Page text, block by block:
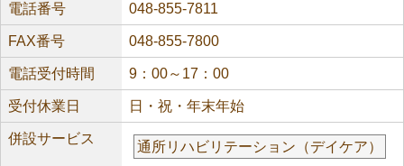
電話番号 048-855-7811
FAX番号 048-855-7800
電話受付時間 9：00～17：00
受付休業日 日・祝・年末年始
併設サービス
通所リハビリテーション（デイケア）